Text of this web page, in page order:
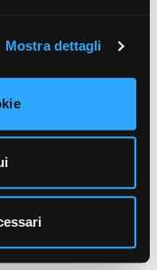
Mostra dettagli